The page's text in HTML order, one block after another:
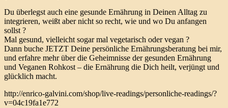
Du überlegst auch eine gesunde Ernährung in Deinen Alltag zu
integrieren, weißt aber nicht so recht, wie und wo Du anfangen
sollst ?
Mal gesund, vielleicht sogar mal vegetarisch oder vegan ?
Dann buche JETZT Deine persönliche Ernährungsberatung bei mir,
und erfahre mehr über die Geheimnisse der gesunden Ernährung
und Veganen Rohkost – die Ernährung die Dich heilt, verjüngt und
glücklich macht.
http://enrico-galvini.com/shop/live-readings/personliche-readings/?
v=04c19fa1e772